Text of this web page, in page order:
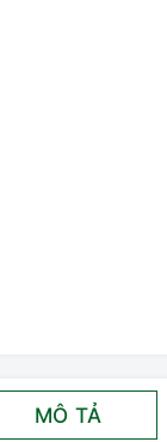
MÔ TẢ